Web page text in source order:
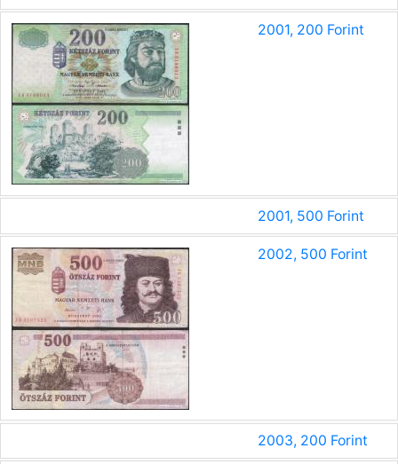
2001, 200 Forint
2001, 500 Forint
2002, 500 Forint
2003, 200 Forint